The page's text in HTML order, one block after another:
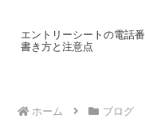
エントリーシートの電話
書き方と注意点
ホーム ブログ